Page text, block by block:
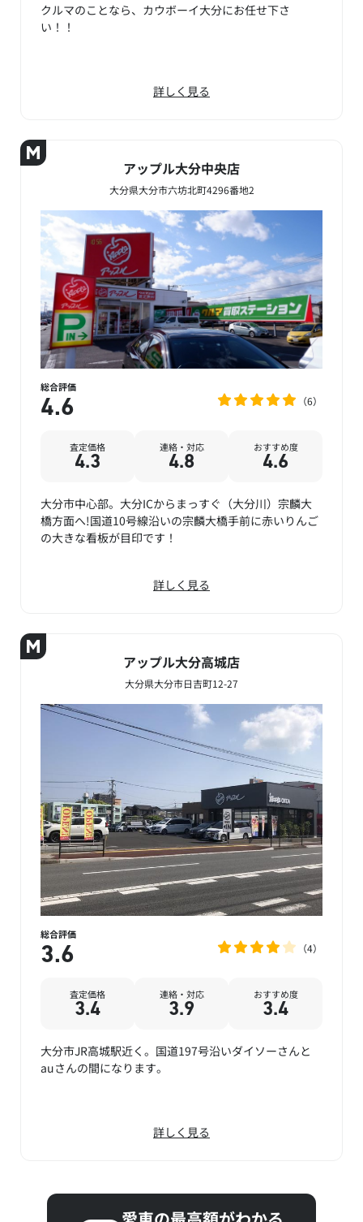
クルマのことなら、カウボーイ大分にお任せ下さ
い！！
詳しく見る
アップル大分中央店
大分県大分市六坊北町4296番地2
総合評価
4.6 6
査定価格
4.3
連絡・対応
4.8
おすすめ度
4.6
大分市中心部。大分ICからまっすぐ（大分川）宗麟大
橋方面へ!国道10号線沿いの宗麟大橋手前に赤いりんご
の大きな看板が目印です！
詳しく見る
アップル大分高城店
大分県大分市日吉町12-27
総合評価
3.6 4
査定価格
3.4
連絡・対応
3.9
おすすめ度
3.4
大分市JR高城駅近く。国道197号沿いダイソーさんと
auさんの間になります。
詳しく見る